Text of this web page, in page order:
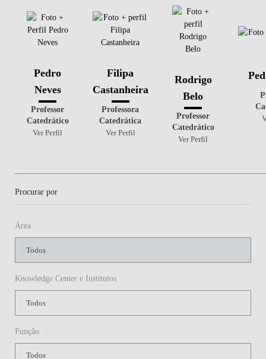
Pedro
Neves
Professor
Catedrático
Ver Perfil
Filipa
Castanheira
Professora
Catedrática
Ver Perfil
Rodrigo
Belo
Professor
Catedrático
Ver Perfil
Procurar por
Área
Knowledge Center e Institutos
Função